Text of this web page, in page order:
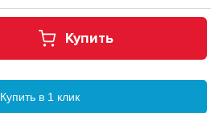
Купить
Купить в 1 клик